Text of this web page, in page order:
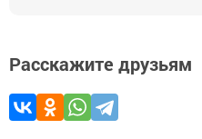
Расскажите друзьям